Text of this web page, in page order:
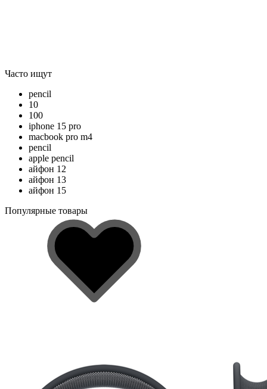
Часто ищут
pencil
10
100
iphone 15 pro
macbook pro m4
pencil
apple pencil
айфон 12
айфон 13
айфон 15
Популярные товары